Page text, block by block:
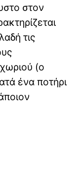
στον
τις
(ο
ένα ποτήρι